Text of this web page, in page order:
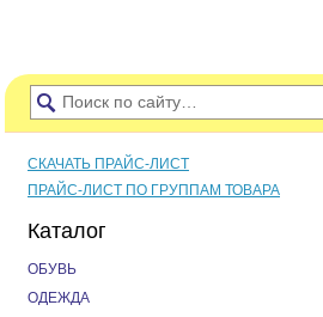
СКАЧАТЬ ПРАЙС-ЛИСТ
ПРАЙС-ЛИСТ ПО ГРУППАМ ТОВАРА
Каталог
ОБУВЬ
ОДЕЖДА